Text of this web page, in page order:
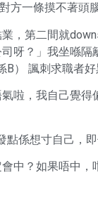
方一條摸不著頭腦
，第二間就
呀？」我坐喺
） 諷刺求職者好
啦，我自己覺得
係想寸自己，即
中？如果唔中，